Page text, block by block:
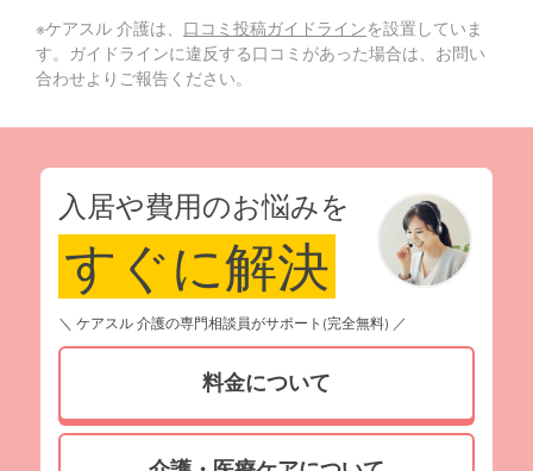
※ケアスル 介護は、 口コミ投稿ガイドラインを設置していま
す。ガイドラインに違反する口コミがあった場合は、お問い
合わせよりご報告ください。
入居や費用のお悩みを
すぐに解決
＼ ケアスル 介護の専門相談員がサポート(完全無料) ／
料金について